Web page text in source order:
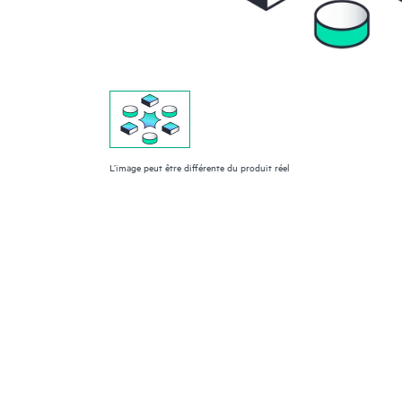
L’image peut être différente du produit réel